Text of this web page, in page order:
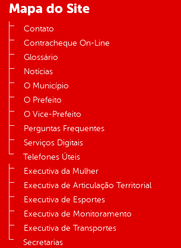
Mapa do Site
Contato
Contracheque On-Line
Glossário
Notícias
O Município
O Prefeito
O Vice-Prefeito
Perguntas Frequentes
Serviços Digitais
Telefones Úteis
Executiva da Mulher
Executiva de Articulação Territorial
Executiva de Esportes
Executiva de Monitoramento
Executiva de Transportes
Secretarias